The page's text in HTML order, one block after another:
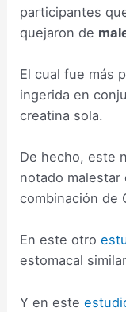
participantes
quejaron de
El cual fue más
ingerida en
creatina sola.
De hecho, este
notado malestar
combinación de
En este otro
estomacal
Y en este